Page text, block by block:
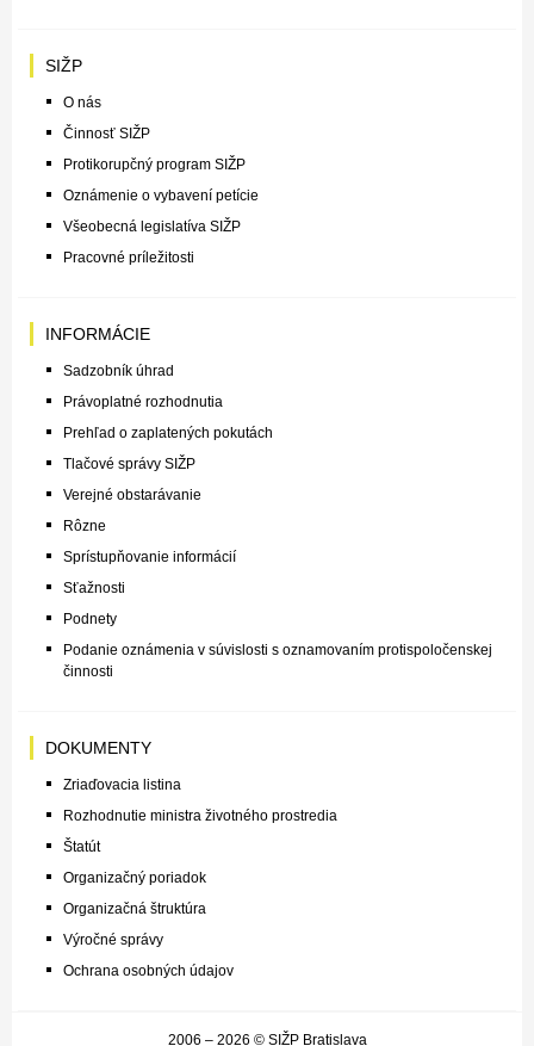
SIŽP
O nás
Činnosť SIŽP
Protikorupčný program SIŽP
Oznámenie o vybavení petície
Všeobecná legislatíva SIŽP
Pracovné príležitosti
INFORMÁCIE
Sadzobník úhrad
Právoplatné rozhodnutia
Prehľad o zaplatených pokutách
Tlačové správy SIŽP
Verejné obstarávanie
Rôzne
Sprístupňovanie informácií
Sťažnosti
Podnety
Podanie oznámenia v súvislosti s oznamovaním protispoločenskej
činnosti
DOKUMENTY
Zriaďovacia listina
Rozhodnutie ministra životného prostredia
Štatút
Organizačný poriadok
Organizačná štruktúra
Výročné správy
Ochrana osobných údajov
2006 – 2026 © SIŽP Bratislava